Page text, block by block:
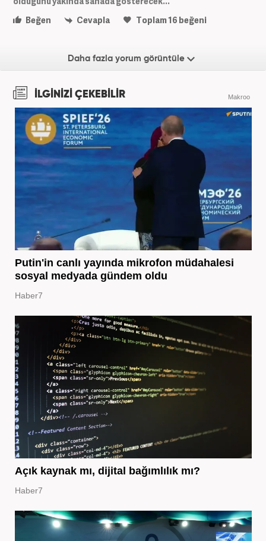
Beğen
Cevapla Toplam16 beğeni
Daha fazla yorum görüntüle
İLGİNİZİ ÇEKEBİLİR Makroo
Putin'in canlı yayında mikrofon müdahalesi
sosyal medyada gündem oldu
Haber7
Açık kaynak mı, dijital bağımlılık mı?
Haber7